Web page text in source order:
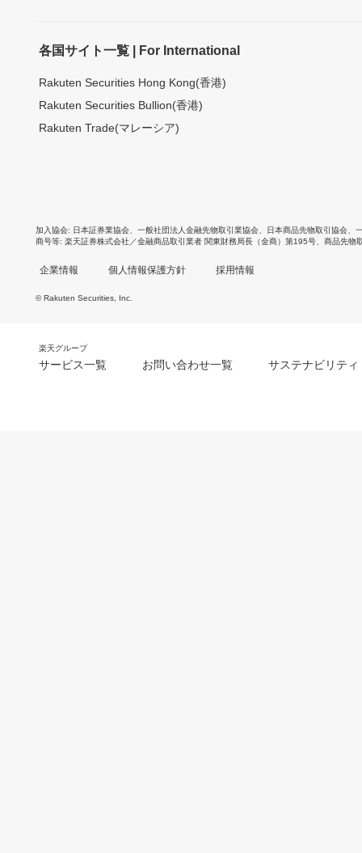
各国サイト一覧 | For International
Rakuten Securities Hong Kong(香港)
Rakuten Securities Bullion(香港)
Rakuten Trade(マレーシア)
加入協会 日本証券業協会 一般社団法人金融先物取引業協会 日本商品先物取引協会
商号等 楽天証券株式会社／金融商品取引業者 関東財務局長（金商）第195号、商品先物
企業情報 個人情報保護方針 採用情報
© Rakuten Securities, Inc.
楽天グループ
サービス一覧 お問い合わせ一覧 サステナビリティ